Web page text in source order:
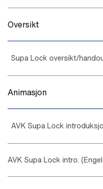
Oversikt
Supa Lock oversikt/
Animasjon
AVK Supa Lock
AVK Supa Lock intro.